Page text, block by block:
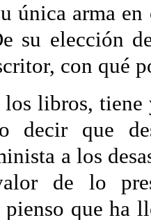
única arma
su elección
con qué
los libros,
decir que
a los
de lo
que ha